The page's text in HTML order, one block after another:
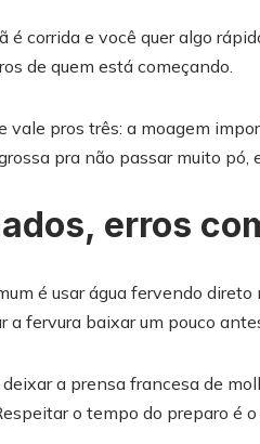
é corrida e você quer algo
de quem está começando.
vale pros três: a moagem
pra não passar muito
erros
é usar água fervendo
a fervura baixar um pouco
a prensa francesa de
o tempo do preparo é